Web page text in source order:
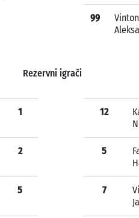
99
Aleksa
Rezervni igrači
1
2
5
12
5
7